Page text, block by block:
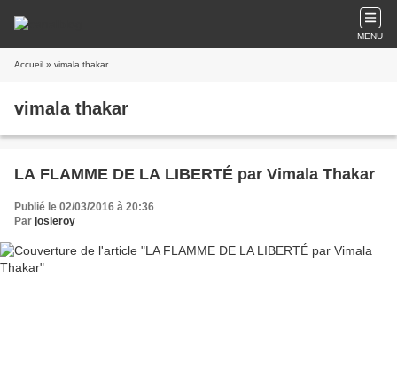
MENU
Accueil » vimala thakar
vimala thakar
LA FLAMME DE LA LIBERTÉ par Vimala Thakar
Publié le 02/03/2016 à 20:36
Par josleroy